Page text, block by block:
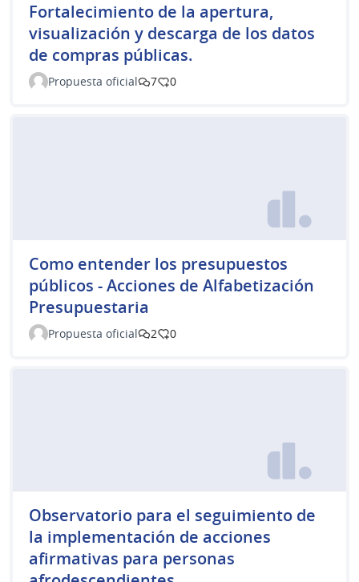
Fortalecimiento de la apertura,
visualización y descarga de los datos
de compras públicas.
Propuesta oficial 7 0
Como entender los presupuestos
públicos - Acciones de Alfabetización
Presupuestaria
Propuesta oficial 2 0
Observatorio para el seguimiento de
la implementación de acciones
afirmativas para personas